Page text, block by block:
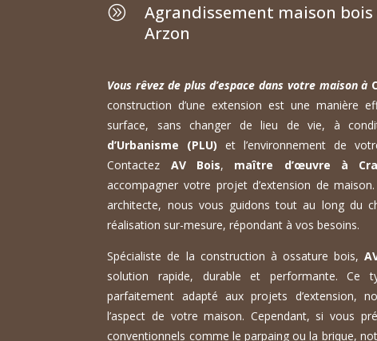
A
Agrandissement maison
Arzon
Vous rêvez de plus d’espace dans votre maison à
construction d’une extension est une manière
surface, sans changer de lieu de vie, à
d’Urbanisme (PLU) et l’environnement de
Contactez AV Bois, maître d’œuvre à
accompagner votre projet d’extension de
architecte, nous vous guidons tout au long du
réalisation sur-mesure, répondant à vos besoins.
Spécialiste de la construction à ossature bois,
solution rapide, durable et performante. Ce
parfaitement adapté aux projets d’extension,
l’aspect de votre maison. Cependant, si vous
conventionnels comme le parpaing ou la brique,